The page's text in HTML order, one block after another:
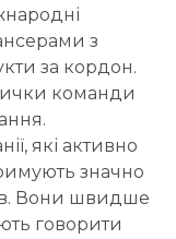
з
за кордон.
команди
які активно
значно
Вони швидше
говорити